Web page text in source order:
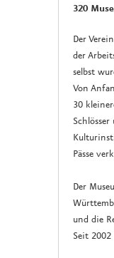
320
Der
der
selbst
Von
30
Pässe
Der
und die
Seit